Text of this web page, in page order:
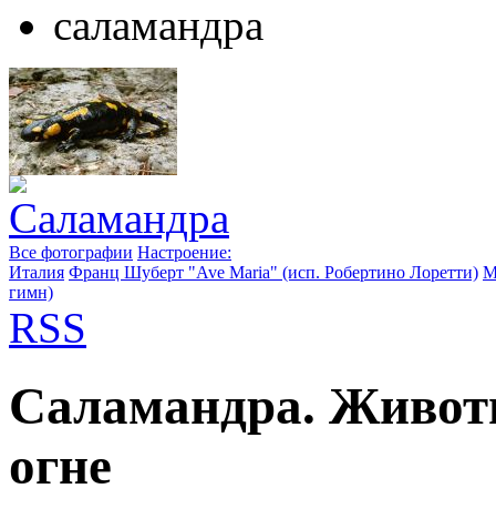
саламандра
Все фотографии Настроение:
Италия Франц Шуберт "Ave Maria" (исп. Робертино Лоретти)
гимн)
RSS
Саламандра.
огне